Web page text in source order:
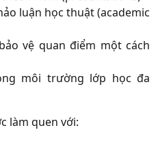
luận học thuật (academic
vệ quan điểm một cách
môi trường lớp học đa
làm quen với: